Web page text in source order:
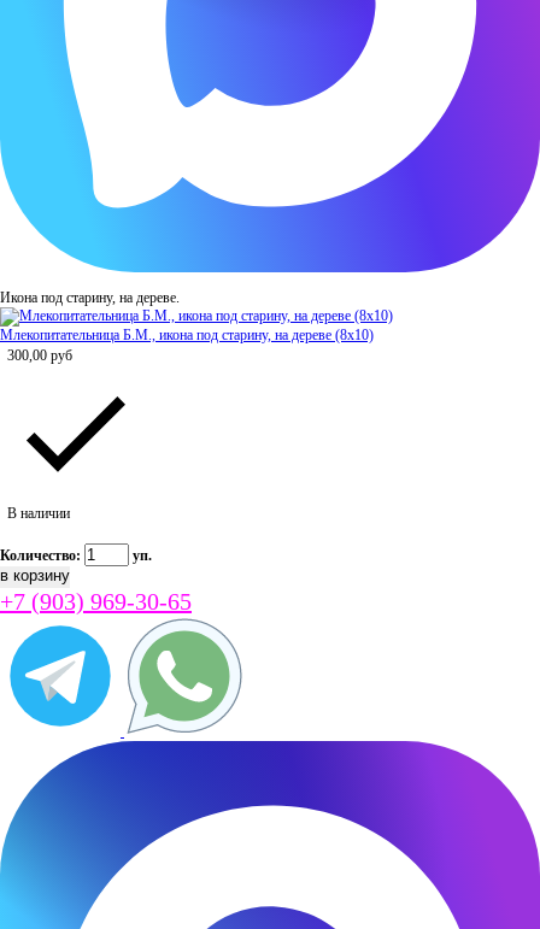
Икона под старину, на дереве.
Млекопитательница Б.М., икона под старину, на дереве (8x10)
300,00 руб
В наличии
Количество: уп.
+7 (903) 969-30-65